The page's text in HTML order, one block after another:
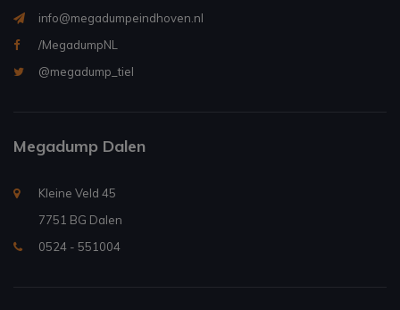
info@megadumpeindhoven.nl
/MegadumpNL
@megadump_tiel
Megadump Dalen
Kleine Veld 45
7751 BG Dalen
0524 - 551004